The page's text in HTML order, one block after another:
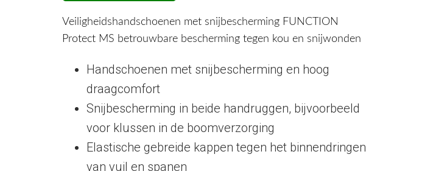
Veiligheidshandschoenen met snijbescherming FUNCTION
Protect MS betrouwbare bescherming tegen kou en snijwonden
Handschoenen met snijbescherming en hoog
draagcomfort
Snijbescherming in beide handruggen, bijvoorbeeld
voor klussen in de boomverzorging
Elastische gebreide kappen tegen het binnendringen
van vuil en spanen